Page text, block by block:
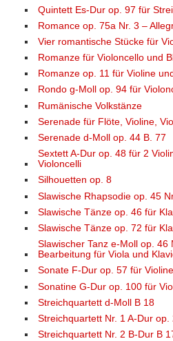
Quintett Es-Dur op. 97 für
Romance op. 75a Nr. 3 –
Vier romantische Stücke für
Romanze für Violoncello und
Romanze op. 11 für Violine
Rondo g-Moll op. 94 für
Rumänische Volkstänze
Serenade für Flöte, Violine,
Serenade d-Moll op. 44 B. 77
Sextett A-Dur op. 48 für 2
Violoncelli
Silhouetten op. 8
Slawische Rhapsodie op. 45
Slawische Tänze op. 46 für
Slawische Tänze op. 72 für
Slawischer Tanz e-Moll op. 46
Bearbeitung für Viola und
Sonate F-Dur op. 57 für
Sonatine G-Dur op. 100 für
Streichquartett d-Moll B 18
Streichquartett Nr. 1 A-Dur op.
Streichquartett Nr. 2 B-Dur B